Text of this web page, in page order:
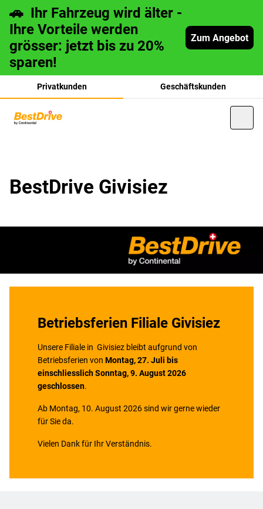
🚗 Ihr Fahrzeug wird älter -
Ihre Vorteile werden
grösser: jetzt bis zu 20%
sparen!
Zum Angebot
Privatkunden Geschäftskunden
BestDrive Givisiez
Betriebsferien Filiale Givisiez
Unsere Filiale in Givisiez bleibt aufgrund von
Betriebsferien von Montag, 27. Juli bis
einschliesslich Sonntag, 9. August 2026
geschlossen.
Ab Montag, 10. August 2026 sind wir gerne wieder
für Sie da.
Vielen Dank für Ihr Verständnis.